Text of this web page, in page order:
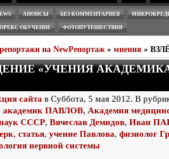
АНОНСЫ БЕЗ КОММЕНТАРИЕВ
ОБУЧЕНИЕ ФОТОПУТЕШЕСТВИЯ
на NewРепортаж » мнения »
«УЧЕНИЯ
сайта в Суббота, 5 мая 2012. В
академик ПАВЛОВ, Академия
СССР, Вячеслав Демидов, Иван
, статья, учение Павлова, физиолог
нервной системы